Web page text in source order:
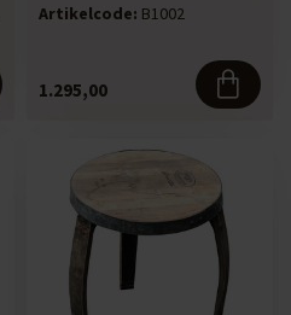
een half 600 ltr wi...
Artikelcode: B1002
1.295,00